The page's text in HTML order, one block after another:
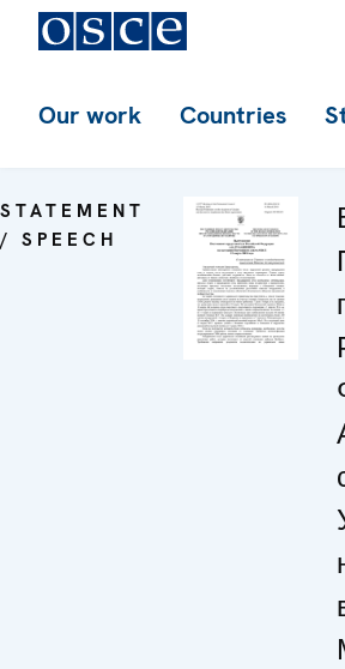
Our work Countries
STATEMENT
/ SPEECH